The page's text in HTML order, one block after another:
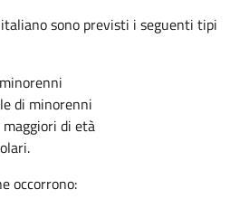
sono previsti i seguenti tipi
di minorenni
di età
occorrono: